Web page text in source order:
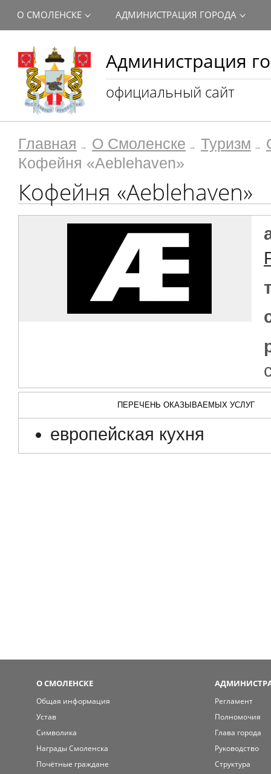
Администрация
официальный сайт
О СМОЛЕНСКЕ АДМИНИСТРАЦИЯ ГОРОДА
Главная О Смоленске Туризм
Кофейня «Aeblehaven»
Кофейня «Aeblehaven»
ПЕРЕЧЕНЬ ОКАЗЫВАЕМЫХ УСЛУГ
европейская кухня
О СМОЛЕНСКЕ
Общая информация
Устав
Символика
Награды Смоленска
Почётные граждане
Регламент
Полномочия
Глава города
Руководство
Структура